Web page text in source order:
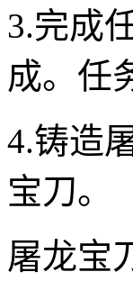
3.完成
成。任
4.铸造
宝刀。
屠龙宝